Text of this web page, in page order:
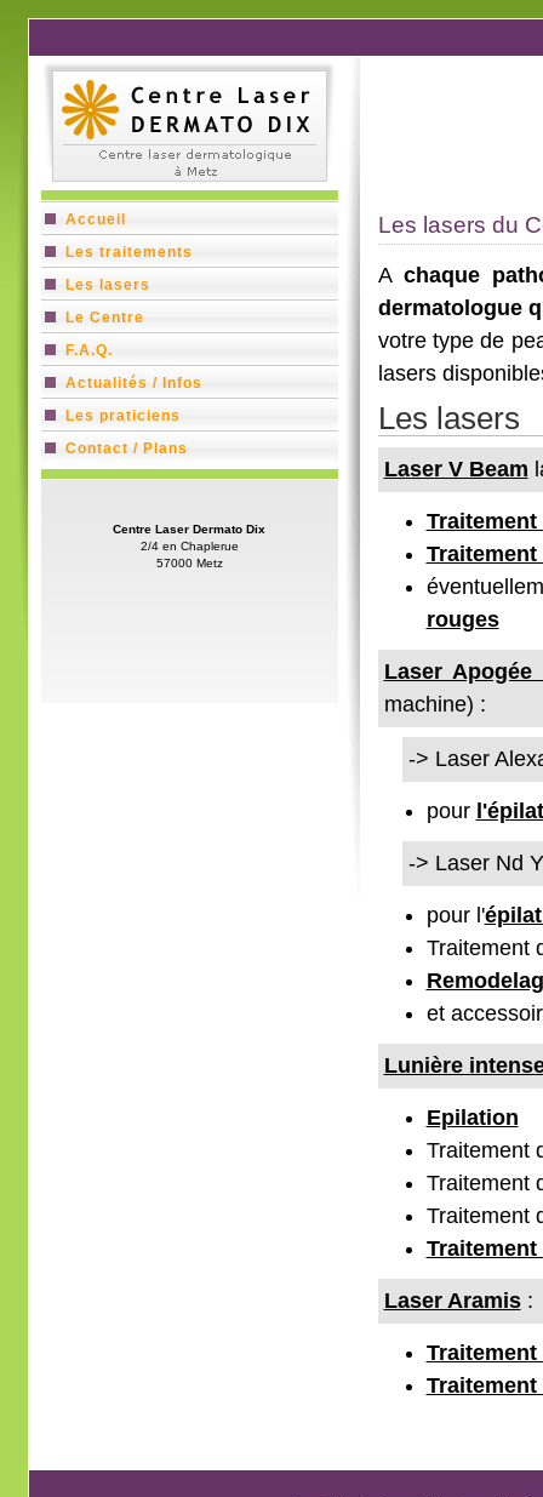
Accueil
Les traitements
Les lasers
Le Centre
F.A.Q.
Actualités / Infos
Les praticiens
Contact / Plans
Centre Laser Dermato Dix
2/4 en Chaplerue
57000 Metz
Les lasers du
A chaque
dermatologue
votre type de
lasers
Les lasers
Laser V Beam
rouges
Laser Apogée
machine) :
-> Laser
pour
-> Laser Nd
pour l'
Traitement
et
Lunière
Epilation
Traitement
Traitement
Traitement
Laser Aramis: